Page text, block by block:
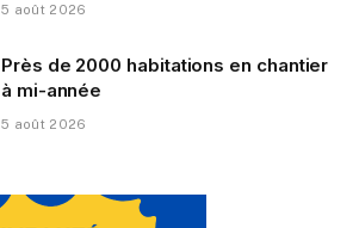
5 août 2026
Près de 2000 habitations en chantier
à mi-année
5 août 2026